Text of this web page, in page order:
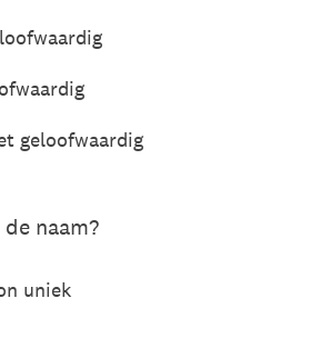
geloofwaardig
naam?
uniek